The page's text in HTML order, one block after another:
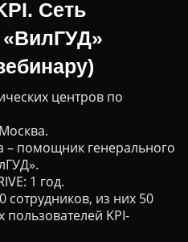
Сеть
«ВилГУД»
центров по
– помощник генерального
1 год.
сотрудников, из них 50
пользователей KPI-